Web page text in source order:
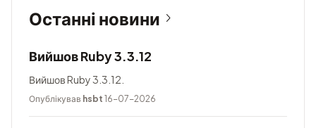
Останні новини
Вийшов Ruby 3.3.12
Вийшов Ruby 3.3.12.
Опублікував hsbt 16-07-2026